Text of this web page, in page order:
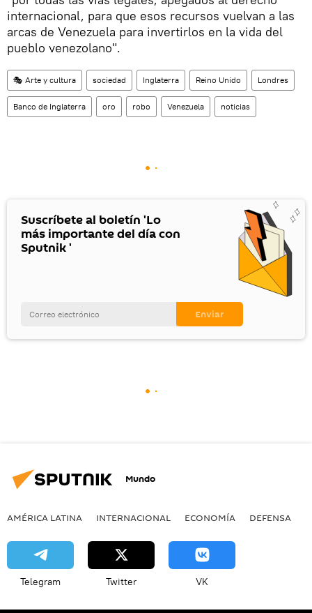
internacional, para que esos recursos vuelvan a las
arcas de Venezuela para invertirlos en la vida del
pueblo venezolano".
🎭 Arte y cultura sociedad Inglaterra Reino Unido Londres
Banco de Inglaterra oro robo Venezuela noticias
Suscríbete al boletín 'Lo
más importante del día con
Sputnik '
Mundo
AMÉRICA LATINA INTERNACIONAL ECONOMÍA DEFENSA
Telegram Twitter VK